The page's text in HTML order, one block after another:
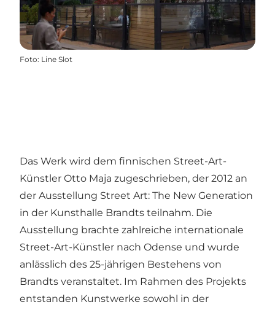
Foto: Line Slot
Das Werk wird dem finnischen Street-Art-
Künstler Otto Maja zugeschrieben, der 2012 an
der Ausstellung Street Art: The New Generation
in der Kunsthalle Brandts teilnahm. Die
Ausstellung brachte zahlreiche internationale
Street-Art-Künstler nach Odense und wurde
anlässlich des 25-jährigen Bestehens von
Brandts veranstaltet. Im Rahmen des Projekts
entstanden Kunstwerke sowohl in der